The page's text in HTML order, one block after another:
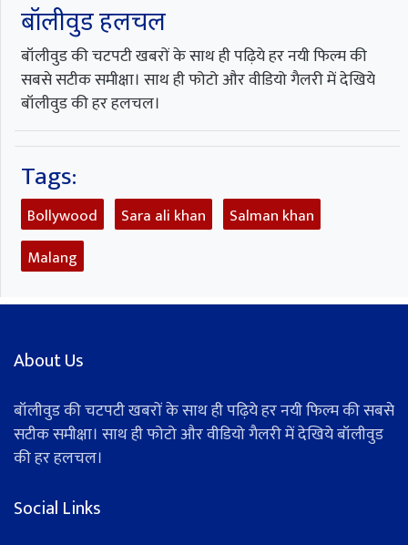
बॉलीवुड हलचल
बॉलीवुड की चटपटी खबरों के साथ ही पढ़िये हर नयी फिल्म की
सबसे सटीक समीक्षा। साथ ही फोटो और वीडियो गैलरी में देखिये
बॉलीवुड की हर हलचल।
Tags:
Bollywood Sara ali khan
Salman khan
Malang
About Us
बॉलीवुड की चटपटी खबरों के साथ ही पढ़िये हर नयी फिल्म की सबसे
सटीक समीक्षा। साथ ही फोटो और वीडियो गैलरी में देखिये बॉलीवुड
की हर हलचल।
Social Links